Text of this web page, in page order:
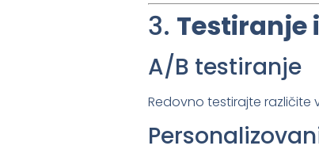
3. Testiranje
A/B testiranje
Redovno testirajte različite